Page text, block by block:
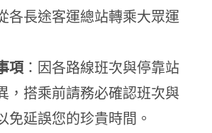
各長途客運總站轉乘大眾運
項 ：因各路線班次與停靠站
，搭乘前請務必確認班次與
免延誤您的珍貴時間。